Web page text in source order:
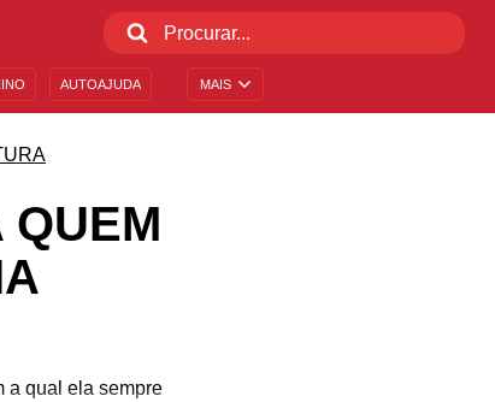
MAIS
AUTOAJUDA
QUEM
a qual ela sempre